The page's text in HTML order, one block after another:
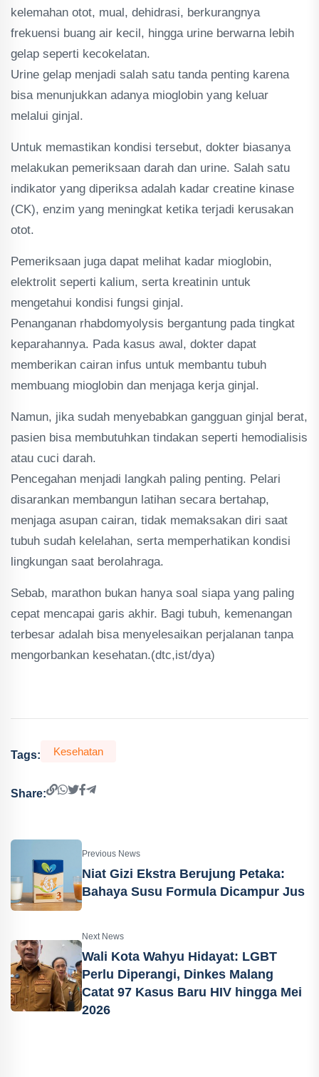
kelemahan otot, mual, dehidrasi, berkurangnya
frekuensi buang air kecil, hingga urine berwarna lebih
gelap seperti kecokelatan.
Urine gelap menjadi salah satu tanda penting karena
bisa menunjukkan adanya mioglobin yang keluar
melalui ginjal.
Untuk memastikan kondisi tersebut, dokter biasanya
melakukan pemeriksaan darah dan urine. Salah satu
indikator yang diperiksa adalah kadar creatine kinase
(CK), enzim yang meningkat ketika terjadi kerusakan
otot.
Pemeriksaan juga dapat melihat kadar mioglobin,
elektrolit seperti kalium, serta kreatinin untuk
mengetahui kondisi fungsi ginjal.
Penanganan rhabdomyolysis bergantung pada tingkat
keparahannya. Pada kasus awal, dokter dapat
memberikan cairan infus untuk membantu tubuh
membuang mioglobin dan menjaga kerja ginjal.
Namun, jika sudah menyebabkan gangguan ginjal berat,
pasien bisa membutuhkan tindakan seperti hemodialisis
atau cuci darah.
Pencegahan menjadi langkah paling penting. Pelari
disarankan membangun latihan secara bertahap,
menjaga asupan cairan, tidak memaksakan diri saat
tubuh sudah kelelahan, serta memperhatikan kondisi
lingkungan saat berolahraga.
Sebab, marathon bukan hanya soal siapa yang paling
cepat mencapai garis akhir. Bagi tubuh, kemenangan
terbesar adalah bisa menyelesaikan perjalanan tanpa
mengorbankan kesehatan.(dtc,ist/dya)
Tags: Kesehatan
Share:
Previous News
Niat Gizi Ekstra Berujung Petaka:
Bahaya Susu Formula Dicampur Jus
Next News
Wali Kota Wahyu Hidayat: LGBT
Perlu Diperangi, Dinkes Malang
Catat 97 Kasus Baru HIV hingga Mei
2026